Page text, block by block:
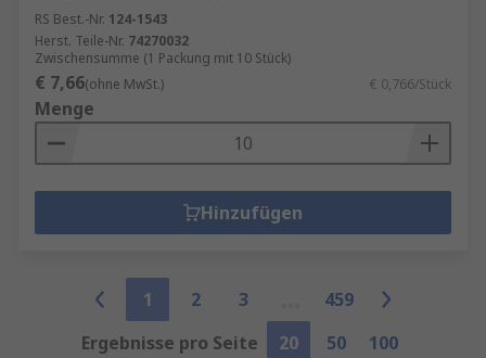
RS Best.-Nr. 124-1543
Herst. Teile-Nr. 74270032
Zwischensumme (1 Packung mit 10 Stück)
€ 7,66(ohne MwSt.) € 0,766/Stück
Menge
Hinzufügen
1 2 3
459
Ergebnisse pro Seite
20 50 100